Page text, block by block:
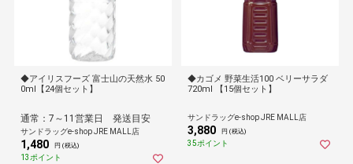
◆アイリスフーズ 富士山の天然水 50
0ml【24個セット】
通常：7～11営業日 発送目安
サンドラッグe-shop JRE MALL店
1,480 円 (税込)
13ポイント
◆カゴメ 野菜生活100 ベリーサラダ
720ml 【15個セット】
サンドラッグe-shop JRE MALL店
3,880 円 (税込)
35ポイント